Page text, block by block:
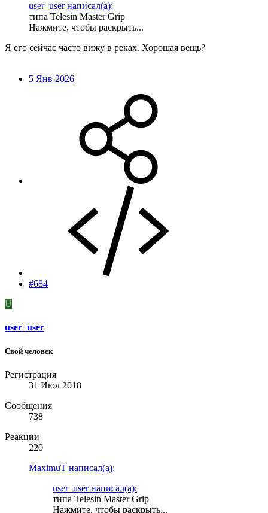
user_user написал(а):
типа Telesin Master Grip
Нажмите, чтобы раскрыть...
Я его сейчас часто вижу в реках. Хорошая вещь?
5 Янв 2026
#684
U
user_user
Свой человек
Регистрация
31 Июл 2018
Сообщения
738
Реакции
220
MaximuT написал(а):
user_user написал(а):
типа Telesin Master Grip
Нажмите, чтобы раскрыть...